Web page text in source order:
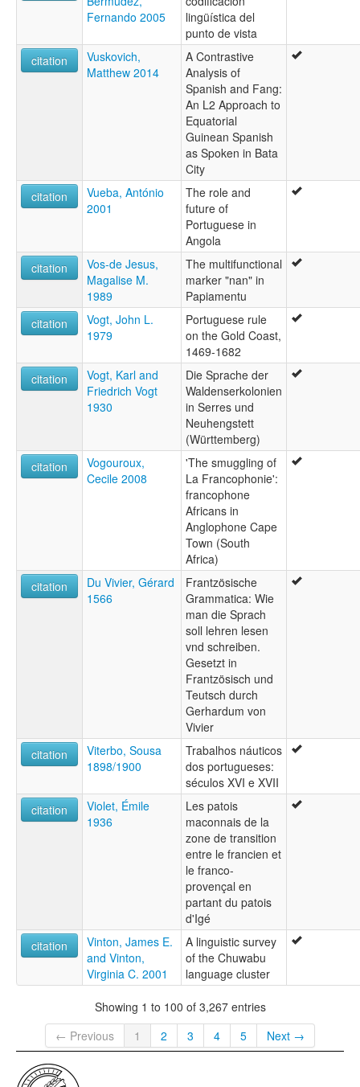
Fernando 2005
lingüística del
punto de vista
citation
Vuskovich,
Matthew 2014
A Contrastive
Analysis of
Spanish and Fang:
An L2 Approach to
Equatorial
Guinean Spanish
as Spoken in Bata
City
citation
Vueba, António
2001
The role and
future of
Portuguese in
Angola
citation
Vos-de Jesus,
Magalise M.
1989
The multifunctional
marker "nan" in
Papiamentu
citation
Vogt, John L.
1979
Portuguese rule
on the Gold Coast,
1469-1682
citation
Vogt, Karl and
Friedrich Vogt
1930
Die Sprache der
Waldenserkolonien
in Serres und
Neuhengstett
(Württemberg)
citation
Vogouroux,
Cecile 2008
'The smuggling of
La Francophonie':
francophone
Africans in
Anglophone Cape
Town (South
Africa)
citation
Du Vivier, Gérard
1566
Frantzösische
Grammatica: Wie
man die Sprach
soll lehren lesen
vnd schreiben.
Gesetzt in
Frantzösisch und
Teutsch durch
Gerhardum von
Vivier
citation
Viterbo, Sousa
1898/1900
Trabalhos náuticos
dos portugueses:
séculos XVI e XVII
citation
Violet, Émile
1936
Les patois
maconnais de la
zone de transition
entre le francien et
le franco-
provençal en
partant du patois
d'Igé
citation
Vinton, James E.
and Vinton,
Virginia C. 2001
A linguistic survey
of the Chuwabu
language cluster
Showing 1 to 100 of 3,267 entries
← Previous
1 2 3 4 5 Next →